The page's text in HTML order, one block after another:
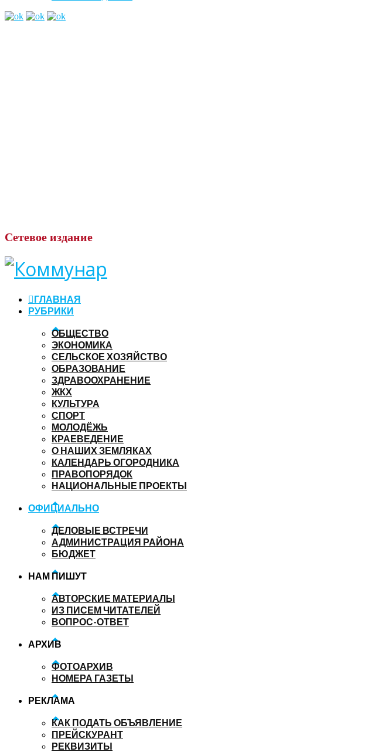
Сетевое издание
ГЛАВНАЯ
РУБРИКИ
ОБЩЕСТВО
ЭКОНОМИКА
СЕЛЬСКОЕ ХОЗЯЙСТВО
ОБРАЗОВАНИЕ
ЗДРАВООХРАНЕНИЕ
ЖКХ
КУЛЬТУРА
СПОРТ
МОЛОДЁЖЬ
КРАЕВЕДЕНИЕ
О НАШИХ ЗЕМЛЯКАХ
КАЛЕНДАРЬ ОГОРОДНИКА
ПРАВОПОРЯДОК
НАЦИОНАЛЬНЫЕ ПРОЕКТЫ
ОФИЦИАЛЬНО
ДЕЛОВЫЕ ВСТРЕЧИ
АДМИНИСТРАЦИЯ РАЙОНА
БЮДЖЕТ
НАМ ПИШУТ
АВТОРСКИЕ МАТЕРИАЛЫ
ИЗ ПИСЕМ ЧИТАТЕЛЕЙ
ВОПРОС-ОТВЕТ
АРХИВ
ФОТОАРХИВ
НОМЕРА ГАЗЕТЫ
РЕКЛАМА
КАК ПОДАТЬ ОБЪЯВЛЕНИЕ
ПРЕЙСКУРАНТ
РЕКВИЗИТЫ